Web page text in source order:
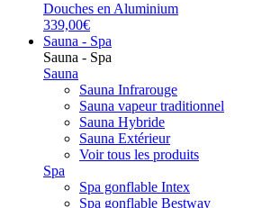
Douches en Aluminium
339,00€
Sauna - Spa
Sauna - Spa
Sauna
Sauna Infrarouge
Sauna vapeur traditionnel
Sauna Hybride
Sauna Extérieur
Voir tous les produits
Spa
Spa gonflable Intex
Spa gonflable Bestway